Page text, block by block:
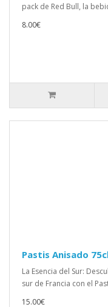
pack de Red Bull, la
8.00€
Pastis Anisado
La Esencia del Sur:
sur de Francia con el
15.00€